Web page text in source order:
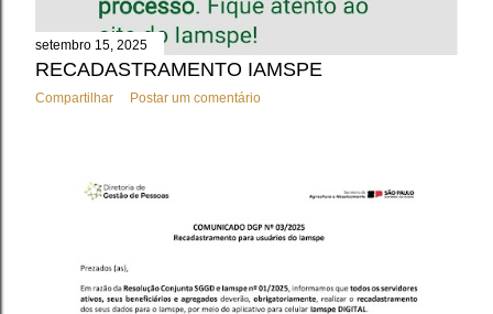
setembro 15, 2025
RECADASTRAMENTO IAMSPE
Compartilhar Postar um comentário